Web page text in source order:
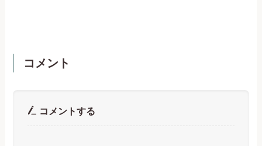
コメント
コメントする